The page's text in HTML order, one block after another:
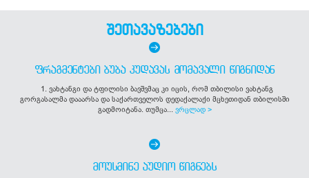
შეთავაზებები
ᲤᲠᲐᲒᲛᲔᲜᲢᲔᲑᲘ ᲑᲣᲑᲐ ᲙᲣᲓᲐᲕᲐᲡ ᲛᲝᲛᲐᲕᲐᲚᲘ ᲬᲘᲒᲜᲘᲓᲐᲜ
1. ვახტანგი და ტფილისი ბავშვმაც კი იცის, რომ თბილისი ვახტანგ
გორგასალმა დააარსა და საქართველოს დედაქალაქი მცხეთიდან თბილისში
გადმოიტანა. თუმცა... ვრცლად >
ᲛᲝᲣᲡᲛᲘᲜᲔ ᲐᲣᲓᲘᲝ ᲬᲘᲒᲜᲔᲑᲡ